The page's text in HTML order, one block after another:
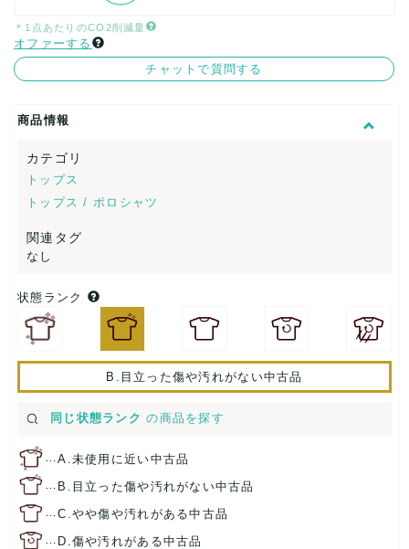
＊1点あたりのCO2削減量
オファーする
チャットで質問する
商品情報
カテゴリ
トップス
トップス / ポロシャツ
関連タグ
なし
状態ランク
B.目立った傷や汚れがない中古品
同じ状態ランク の商品を探す
…A.未使用に近い中古品
… B.目立った傷や汚れがない中古品
…C.やや傷や汚れがある中古品
… D.傷や汚れがある中古品